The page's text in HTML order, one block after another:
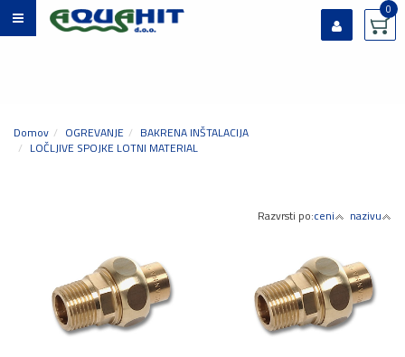
0
Domov OGREVANJE
BAKRENA INŠTALACIJA
LOČLJIVE SPOJKE LOTNI MATERIAL
Razvrsti po:ceni nazivu